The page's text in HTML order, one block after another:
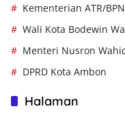
Kementerian ATR/BPN
Wali Kota Bodewin
Menteri Nusron
DPRD Kota Ambon
Halaman